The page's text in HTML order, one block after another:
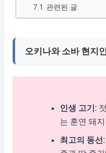
관련된 글:
오키나와 소바 현지
인생 고기:
는 훈연 돼
최고의 동선: